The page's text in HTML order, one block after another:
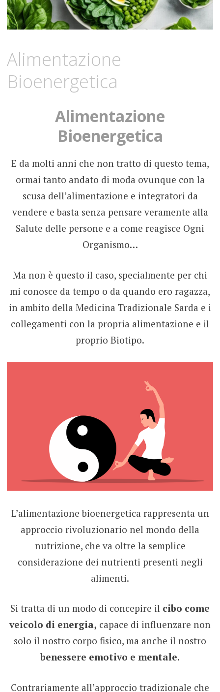
Alimentazione
Bioenergetica
Alimentazione
Bioenergetica
E da molti anni che non tratto di questo tema,
ormai tanto andato di moda ovunque con la
scusa dell’alimentazione e integratori da
vendere e basta senza pensare veramente alla
Salute delle persone e a come reagisce Ogni
Organismo…
Ma non è questo il caso, specialmente per chi
mi conosce da tempo o da quando ero ragazza,
in ambito della Medicina Tradizionale Sarda e i
collegamenti con la propria alimentazione e il
proprio Biotipo.
L’alimentazione bioenergetica rappresenta un
approccio rivoluzionario nel mondo della
nutrizione, che va oltre la semplice
considerazione dei nutrienti presenti negli
alimenti.
Si tratta di un modo di concepire il cibo come
veicolo di energia, capace di influenzare non
solo il nostro corpo fisico, ma anche il nostro
benessere emotivo e mentale.
Contrariamente all’approccio tradizionale che